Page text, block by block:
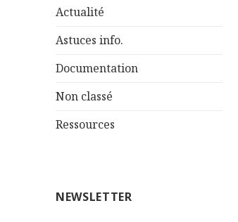
Actualité
Astuces info.
Documentation
Non classé
Ressources
NEWSLETTER